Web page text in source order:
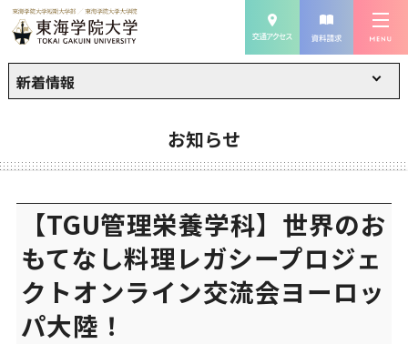
新着情報
お知らせ
【TGU管理栄養学科】世界のお
もてなし料理レガシープロジェ
クトオンライン交流会ヨーロッ
パ大陸！